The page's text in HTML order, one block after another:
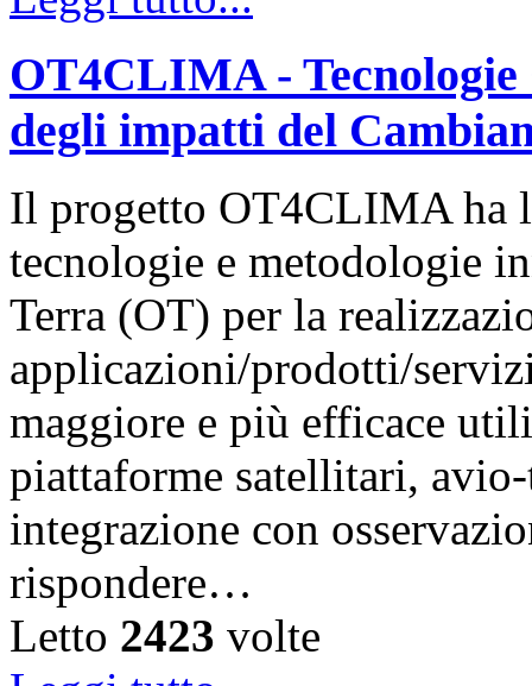
OT4CLIMA -
degli impatti del
Il progetto OT4CLIMA ha
tecnologie e metodologie
Terra (OT) per la
applicazioni/prodotti/
maggiore e più efficace
piattaforme satellitari,
integrazione con
rispondere…
Letto 2423 volte